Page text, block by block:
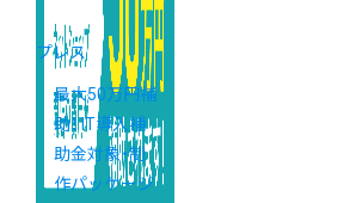
プレス
最大50万円補
助！ IT導入補
助金対象・制
作パッケージ